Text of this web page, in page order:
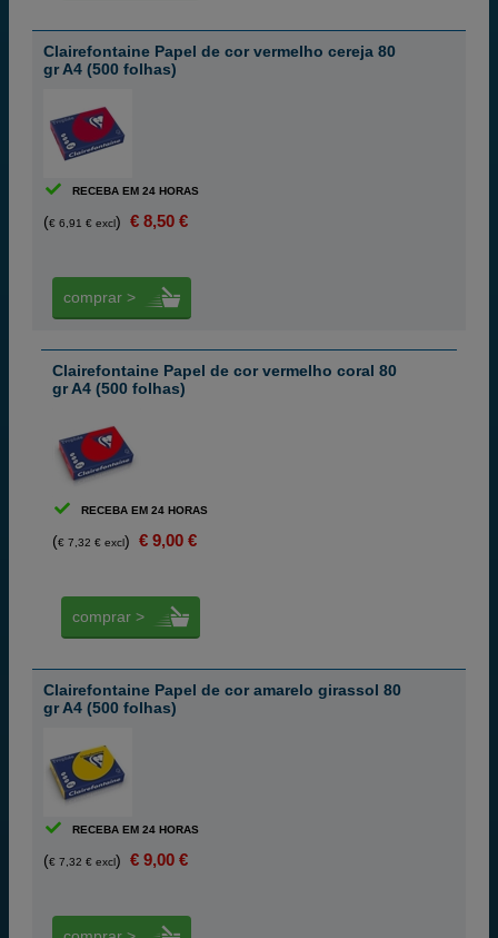
Clairefontaine Papel de cor vermelho cereja 80
gr A4 (500 folhas)
RECEBA EM 24 HORAS
(€ 6,91 € excl) € 8,50 €
comprar >
Clairefontaine Papel de cor vermelho coral 80
gr A4 (500 folhas)
RECEBA EM 24 HORAS
(€ 7,32 € excl) € 9,00 €
comprar >
Clairefontaine Papel de cor amarelo girassol 80
gr A4 (500 folhas)
RECEBA EM 24 HORAS
(€ 7,32 € excl) € 9,00 €